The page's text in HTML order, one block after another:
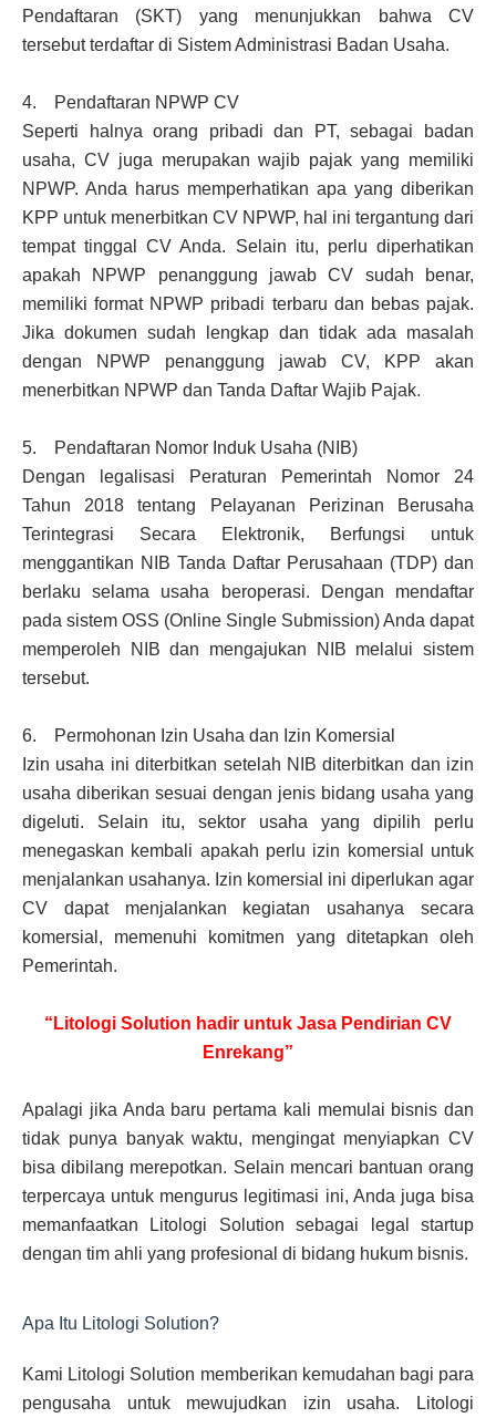
Pendaftaran (SKT) yang menunjukkan bahwa CV
tersebut terdaftar di Sistem Administrasi Badan Usaha.
4. Pendaftaran NPWP CV
Seperti halnya orang pribadi dan PT, sebagai badan
usaha, CV juga merupakan wajib pajak yang memiliki
NPWP. Anda harus memperhatikan apa yang diberikan
KPP untuk menerbitkan CV NPWP, hal ini tergantung dari
tempat tinggal CV Anda. Selain itu, perlu diperhatikan
apakah NPWP penanggung jawab CV sudah benar,
memiliki format NPWP pribadi terbaru dan bebas pajak.
Jika dokumen sudah lengkap dan tidak ada masalah
dengan NPWP penanggung jawab CV, KPP akan
menerbitkan NPWP dan Tanda Daftar Wajib Pajak.
5. Pendaftaran Nomor Induk Usaha (NIB)
Dengan legalisasi Peraturan Pemerintah Nomor 24
Tahun 2018 tentang Pelayanan Perizinan Berusaha
Terintegrasi Secara Elektronik, Berfungsi untuk
menggantikan NIB Tanda Daftar Perusahaan (TDP) dan
berlaku selama usaha beroperasi. Dengan mendaftar
pada sistem OSS (Online Single Submission) Anda dapat
memperoleh NIB dan mengajukan NIB melalui sistem
tersebut.
6. Permohonan Izin Usaha dan Izin Komersial
Izin usaha ini diterbitkan setelah NIB diterbitkan dan izin
usaha diberikan sesuai dengan jenis bidang usaha yang
digeluti. Selain itu, sektor usaha yang dipilih perlu
menegaskan kembali apakah perlu izin komersial untuk
menjalankan usahanya. Izin komersial ini diperlukan agar
CV dapat menjalankan kegiatan usahanya secara
komersial, memenuhi komitmen yang ditetapkan oleh
Pemerintah.
“Litologi Solution hadir untuk Jasa Pendirian CV
Enrekang”
Apalagi jika Anda baru pertama kali memulai bisnis dan
tidak punya banyak waktu, mengingat menyiapkan CV
bisa dibilang merepotkan. Selain mencari bantuan orang
terpercaya untuk mengurus legitimasi ini, Anda juga bisa
memanfaatkan Litologi Solution sebagai legal startup
dengan tim ahli yang profesional di bidang hukum bisnis.
Apa Itu Litologi Solution?
Kami Litologi Solution memberikan kemudahan bagi para
pengusaha untuk mewujudkan izin usaha. Litologi